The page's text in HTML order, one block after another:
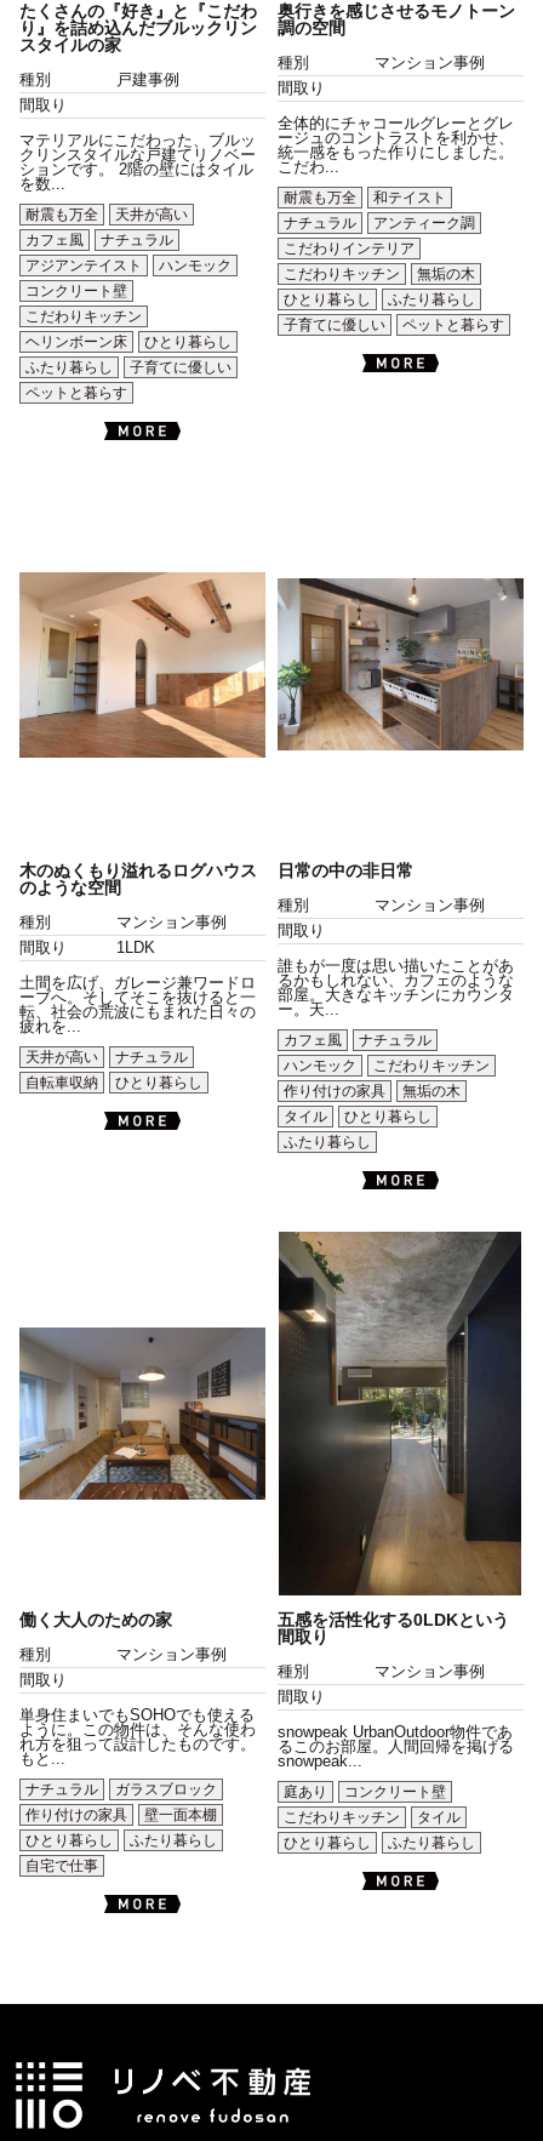
たくさんの『好き』と『こだわ
り』を詰め込んだブルックリン
スタイルの家
種別
戸建事例
間取り
マテリアルにこだわった、ブルッ
クリンスタイルな戸建てリノベー
ションです。 2階の壁にはタイル
を数...
耐震も万全
天井が高い
カフェ風
ナチュラル
アジアンテイスト
ハンモック
コンクリート壁
こだわりキッチン
ヘリンボーン床
ひとり暮らし
ふたり暮らし
子育てに優しい
ペットと暮らす
奥行きを感じさせるモノトーン
調の空間
種別
マンション事例
間取り
全体的にチャコールグレーとグレ
ージュのコントラストを利かせ、
統一感をもった作りにしました。
こだわ...
耐震も万全
和テイスト
ナチュラル
アンティーク調
こだわりインテリア
こだわりキッチン
無垢の木
ひとり暮らし
ふたり暮らし
子育てに優しい
ペットと暮らす
木のぬくもり溢れるログハウス
のような空間
種別
マンション事例
間取り
1LDK
土間を広げ、ガレージ兼ワードロ
ーブへ。そしてそこを抜けると一
転、社会の荒波にもまれた日々の
疲れを...
天井が高い
ナチュラル
自転車収納
ひとり暮らし
日常の中の非日常
種別
マンション事例
間取り
誰もが一度は思い描いたことがあ
るかもしれない、カフェのような
部屋。大きなキッチンにカウンタ
ー。天...
カフェ風
ナチュラル
ハンモック
こだわりキッチン
作り付けの家具
無垢の木
タイル
ひとり暮らし
ふたり暮らし
働く大人のための家
種別
マンション事例
間取り
単身住まいでもSOHOでも使える
ように。この物件は、そんな使わ
れ方を狙って設計したものです。
もと...
ナチュラル
ガラスブロック
作り付けの家具
壁一面本棚
ひとり暮らし
ふたり暮らし
自宅で仕事
五感を活性化する0LDKという
間取り
種別
マンション事例
間取り
snowpeak UrbanOutdoor物件であ
るこのお部屋。人間回帰を掲げる
snowpeak...
庭あり
コンクリート壁
こだわりキッチン
タイル
ひとり暮らし
ふたり暮らし